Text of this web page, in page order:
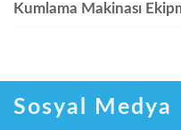
Kumlama Makinası
Sosyal Medya